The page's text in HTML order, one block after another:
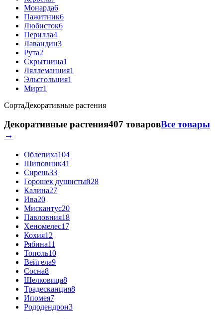
Монарда6
Пажитник6
Любисток6
Перилла4
Лавандин3
Рута2
Скрытница1
Ляллеманция1
Эльсгольция1
Мирт1
СортаДекоративные растения
Декоративные растения407 товаровВсе товары
→
Облепиха104
Шиповник41
Сирень33
Горошек душистый28
Калина27
Ива20
Мискантус20
Павловния18
Хеномелес17
Кохия12
Рябина11
Тополь10
Вейгела9
Сосна8
Шелковица8
Традесканция8
Ипомея7
Рододендрон3